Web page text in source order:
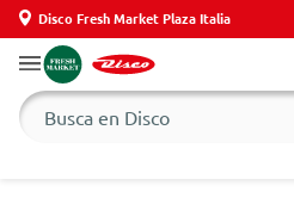
Disco Fresh Market Plaza Italia